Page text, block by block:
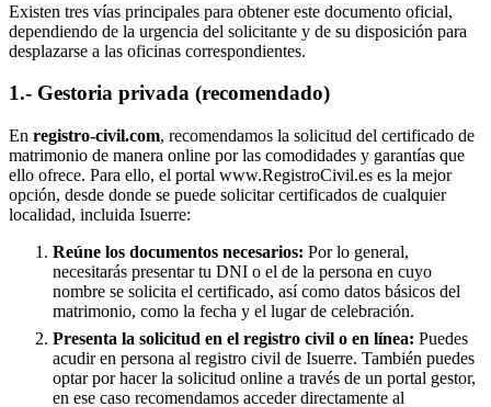
Existen tres vías principales para obtener este documento oficial,
dependiendo de la urgencia del solicitante y de su disposición para
desplazarse a las oficinas correspondientes.
1.- Gestoria privada (recomendado)
En registro-civil.com, recomendamos la solicitud del certificado de
matrimonio de manera online por las comodidades y garantías que
ello ofrece. Para ello, el portal www.RegistroCivil.es es la mejor
opción, desde donde se puede solicitar certificados de cualquier
localidad, incluida Isuerre:
Reúne los documentos necesarios: Por lo general,
necesitarás presentar tu DNI o el de la persona en cuyo
nombre se solicita el certificado, así como datos básicos del
matrimonio, como la fecha y el lugar de celebración.
Presenta la solicitud en el registro civil o en línea: Puedes
acudir en persona al registro civil de Isuerre. También puedes
optar por hacer la solicitud online a través de un portal gestor,
en ese caso recomendamos acceder directamente al